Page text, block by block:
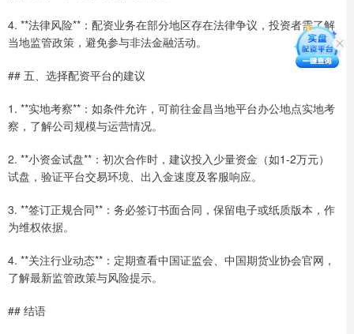
4. **法律风险**：配资业务在部分地区存在法律争议，投资者需了解
当地监管政策，避免参与非法金融活动。
## 五、选择配资平台的建议
1. **实地考察**：如条件允许，可前往金昌当地平台办公地点实地考
察，了解公司规模与运营情况。
2. **小资金试盘**：初次合作时，建议投入少量资金（如1-2万元）
试盘，验证平台交易环境、出入金速度及客服响应。
3. **签订正规合同**：务必签订书面合同，保留电子或纸质版本，作
为维权依据。
4. **关注行业动态**：定期查看中国证监会、中国期货业协会官网，
了解最新监管政策与风险提示。
## 结语